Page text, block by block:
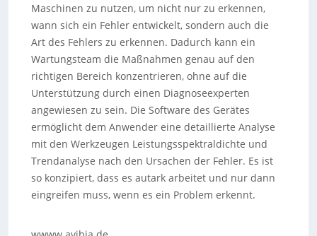
Maschinen zu nutzen, um nicht nur zu erkennen,
wann sich ein Fehler entwickelt, sondern auch die
Art des Fehlers zu erkennen. Dadurch kann ein
Wartungsteam die Maßnahmen genau auf den
richtigen Bereich konzentrieren, ohne auf die
Unterstützung durch einen Diagnoseexperten
angewiesen zu sein. Die Software des Gerätes
ermöglicht dem Anwender eine detaillierte Analyse
mit den Werkzeugen Leistungsspektraldichte und
Trendanalyse nach den Ursachen der Fehler. Es ist
so konzipiert, dass es autark arbeitet und nur dann
eingreifen muss, wenn es ein Problem erkennt.